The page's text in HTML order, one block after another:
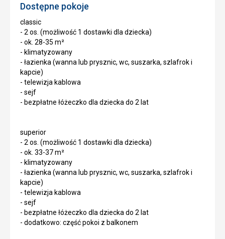
Dostępne pokoje
classic
- 2 os. (możliwość 1 dostawki dla dziecka)
- ok. 28-35 m²
- klimatyzowany
- łazienka (wanna lub prysznic, wc, suszarka, szlafrok i
kapcie)
- telewizja kablowa
- sejf
- bezpłatne łóżeczko dla dziecka do 2 lat
superior
- 2 os. (możliwość 1 dostawki dla dziecka)
- ok. 33-37 m²
- klimatyzowany
- łazienka (wanna lub prysznic, wc, suszarka, szlafrok i
kapcie)
- telewizja kablowa
- sejf
- bezpłatne łóżeczko dla dziecka do 2 lat
- dodatkowo: część pokoi z balkonem